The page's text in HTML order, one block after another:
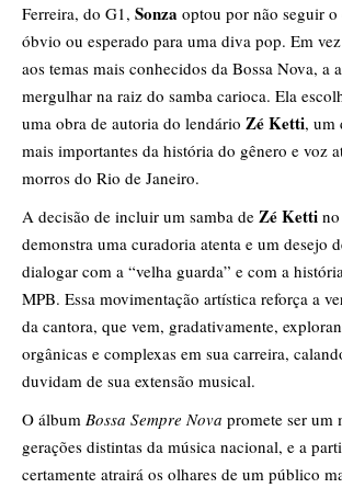
Ferreira, do G1, Sonza optou por não seguir
óbvio ou esperado para uma diva pop. Em
aos temas mais conhecidos da Bossa Nova, a
mergulhar na raiz do samba carioca. Ela
uma obra de autoria do lendário Zé Ketti, um
mais importantes da história do gênero e voz
morros do Rio de Janeiro.
​A decisão de incluir um samba de Zé Ketti
demonstra uma curadoria atenta e um desejo
dialogar com a “velha guarda” e com a
MPB. Essa movimentação artística reforça a
da cantora, que vem, gradativamente,
orgânicas e complexas em sua carreira,
duvidam de sua extensão musical.
​O álbum Bossa Sempre Nova promete ser um
gerações distintas da música nacional, e a
certamente atrairá os olhares de um público